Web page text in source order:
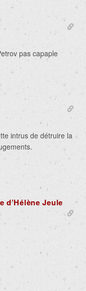
pas capaple
intrus de détruire la
d’Hélène Jeule